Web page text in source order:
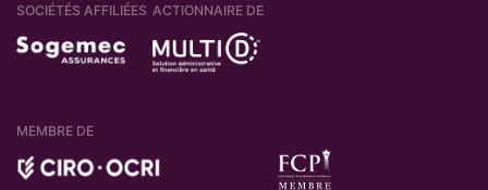
SOCIÉTÉS AFFILIÉES ACTIONNAIRE DE
MEMBRE DE